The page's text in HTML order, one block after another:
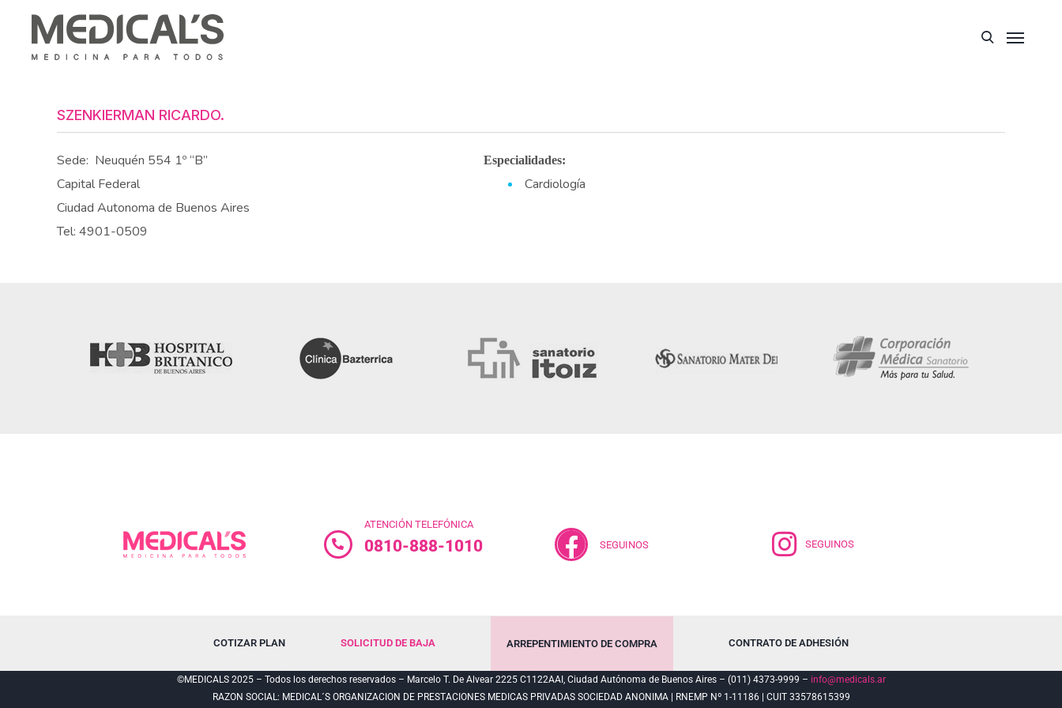
SZENKIERMAN RICARDO.
Sede: Neuquén 554 1º “B”
Capital Federal
Ciudad Autonoma de Buenos Aires
Tel: 4901-0509
Especialidades:
Cardiología
ATENCIÓN TELEFÓNICA
0810-888-1010 SEGUINOS SEGUINOS
COTIZAR PLAN SOLICITUD DE BAJA ARREPENTIMIENTO DE COMPRA CONTRATO DE ADHESIÓN
©MEDICALS 2025 – Todos los derechos reservados – Marcelo T. De Alvear 2225 C1122AAI, Ciudad Autónoma de Buenos Aires – (011) 4373-9999 – info@medicals.ar
RAZON SOCIAL: MEDICAL´S ORGANIZACION DE PRESTACIONES MEDICAS PRIVADAS SOCIEDAD ANONIMA | RNEMP Nº 1-11186 | CUIT 33578615399